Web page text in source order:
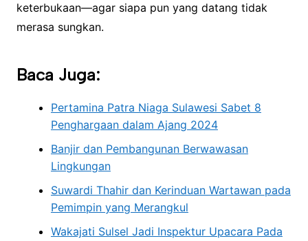
keterbukaan—agar siapa pun yang datang tidak
merasa sungkan.
Baca Juga:
Pertamina Patra Niaga Sulawesi Sabet 8
Penghargaan dalam Ajang 2024
Banjir dan Pembangunan Berwawasan
Lingkungan
Suwardi Thahir dan Kerinduan Wartawan pada
Pemimpin yang Merangkul
Wakajati Sulsel Jadi Inspektur Upacara Pada